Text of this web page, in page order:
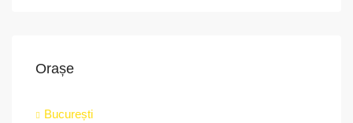
Orașe
București